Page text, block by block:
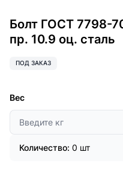
Болт ГОСТ 7798-
пр. 10.9 оц. сталь
ПОД ЗАКАЗ
Вес
Количество: 0 шт